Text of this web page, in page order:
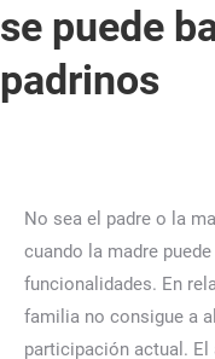
se puede
padrinos
No sea el padre o la madre de quien se debe de bautizar. Pláticas en línea avaladas por Our Lady of Guadalupe Catholic Church Mendota, CA Por lo tanto, los padres bautizan a un niño cuando la madre puede asistir a la iglesia, es decir, 41 días después del nacimiento del bebé. Youtube establece esta cookie. Vimos que el Código de Derecho Canónico elige enumerar sus funcionalidades. En relación con el Sacramento de la Eucaristía no se indica de manera expresa en el apartado, sino solamente en el canon 842 § 2, como ya vimos con antelación. Si la familia no consigue a alguno, se podrá bautizar sin padrino ni madrina. Pero afectan a cada uno de sus integrantes de forma diferente, según la diversidad de órdenes, funcionalidades y participación actual. El ahijado, en la religión cristiana, es aquel que es acompañado a recibir el sacramento del bautismo por la pareja formada por el padrino y la madrina, quienes se comprometen a asistirlo en su capacitación a la fe cristiana. Los padrinos juegan un papel especial en este procedimiento. Bautismo ¿Pueden ser padrinos de bautismo personas fallecidas? y muy concretamente los padres y los padrinos . El compadre y la comadre. Deberá tener al menos 16 años. Por medio del